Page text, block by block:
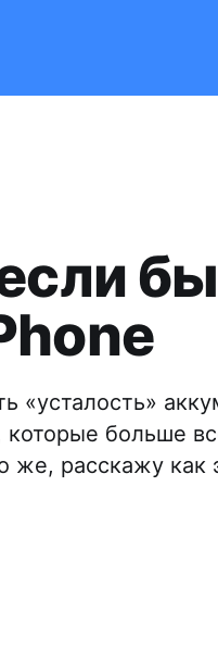
«усталость»
больше
же, расскажу как